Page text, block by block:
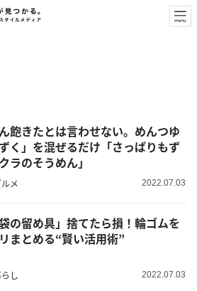
飽きたとは言わせない。めんつゆ
く」を混ぜるだけ「さっぱりもず
ラのそうめん」
メ 2022.07.03
袋の留め具」捨てたら損！輪ゴムを
まとめる“賢い活用術”
し 2022.07.03